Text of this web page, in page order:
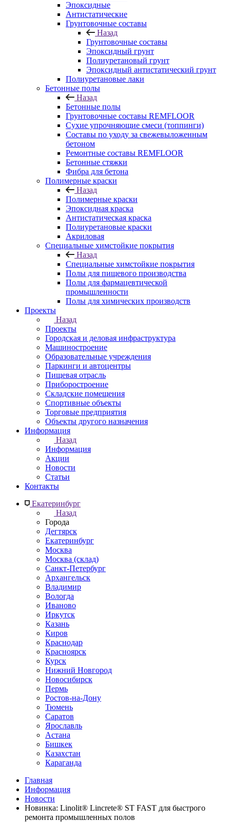
Эпоксидные
Антистатические
Грунтовочные составы
Назад
Грунтовочные составы
Эпоксидный грунт
Полиуретановый грунт
Эпоксидный антистатический грунт
Полиуретановые лаки
Бетонные полы
Назад
Бетонные полы
Грунтовочные составы REMFLOOR
Сухие упрочняющие смеси (топпинги)
Составы по уходу за свежевыложенным
бетоном
Ремонтные составы REMFLOOR
Бетонные стяжки
Фибра для бетона
Полимерные краски
Назад
Полимерные краски
Эпоксидная краска
Антистатическая краска
Полиуретановые краски
Акриловая
Специальные химстойкие покрытия
Назад
Специальные химстойкие покрытия
Полы для пищевого производства
Полы для фармацевтической
промышленности
Полы для химических производств
Проекты
Назад
Проекты
Городская и деловая инфраструктура
Машиностроение
Образовательные учреждения
Паркинги и автоцентры
Пищевая отрасль
Приборостроение
Складские помещения
Спортивные объекты
Торговые предприятия
Объекты другого назначения
Информация
Назад
Информация
Акции
Новости
Статьи
Контакты
Екатеринбург
Назад
Города
Дегтярск
Екатеринбург
Москва
Москва (склад)
Санкт-Петербург
Архангельск
Владимир
Вологда
Иваново
Иркутск
Казань
Киров
Краснодар
Красноярск
Курск
Нижний Новгород
Новосибирск
Пермь
Ростов-на-Дону
Тюмень
Саратов
Ярославль
Астана
Бишкек
Казахстан
Караганда
Главная
Информация
Новости
Новинка: Linolit® Lincrete® ST FAST для быстрого
ремонта промышленных полов